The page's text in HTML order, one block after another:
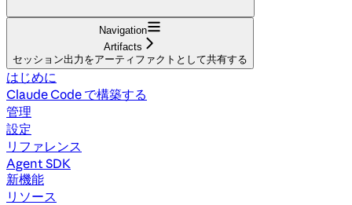
Navigation
Artifacts
セッション出力をアーティファクトとして共有する
はじめに
Claude Code で構築する
管理
設定
リファレンス
Agent SDK
新機能
リソース